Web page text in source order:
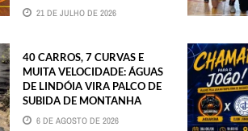
21 DE JULHO DE 2026
40 CARROS, 7 CURVAS E
MUITA VELOCIDADE: ÁGUAS
DE LINDÓIA VIRA PALCO DE
SUBIDA DE MONTANHA
6 DE AGOSTO DE 2026